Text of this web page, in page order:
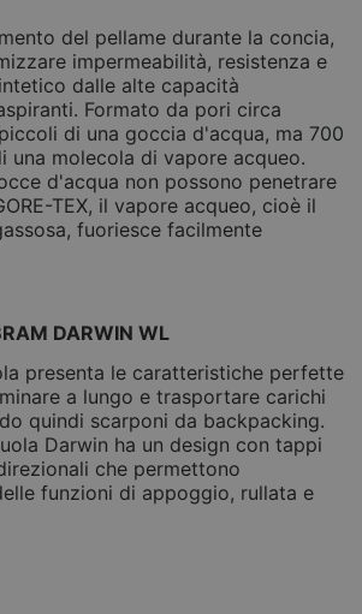
del pellame durante la concia,
impermeabilità, resistenza e
dalle alte capacità
Formato da pori circa
di una goccia d'acqua, ma 700
una molecola di vapore acqueo.
d'acqua non possono penetrare
TEX, il vapore acqueo, cioè il
fuoriesce facilmente
DARWIN WL
presenta le caratteristiche perfette
a lungo e trasportare carichi
quindi scarponi da backpacking.
Darwin ha un design con tappi
che permettono
funzioni di appoggio, rullata e